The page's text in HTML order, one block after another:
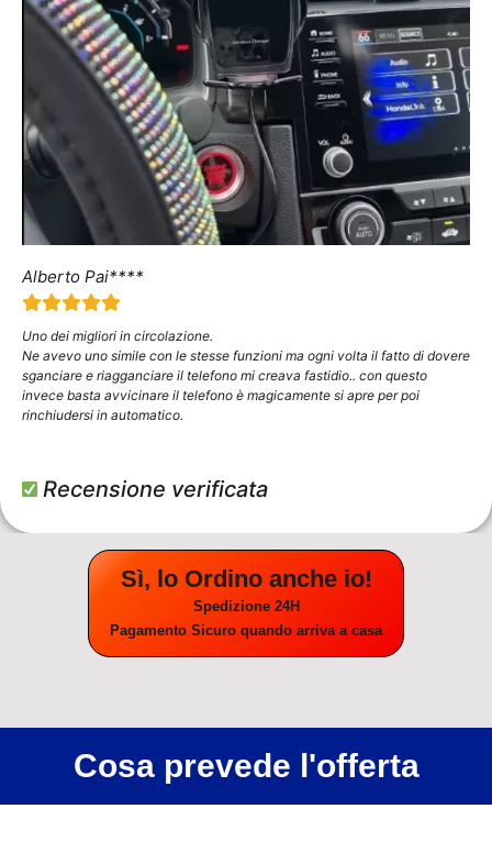
Alberto Pai****
Uno dei migliori in circolazione.
Ne avevo uno simile con le stesse funzioni ma ogni volta il fatto di dovere
sganciare e riagganciare il telefono mi creava fastidio.. con questo
invece basta avvicinare il telefono è magicamente si apre per poi
rinchiudersi in automatico.
Recensione verificata
Sì, lo Ordino anche io!
Spedizione 24H
Pagamento Sicuro quando arriva a casa
Cosa prevede l'offerta